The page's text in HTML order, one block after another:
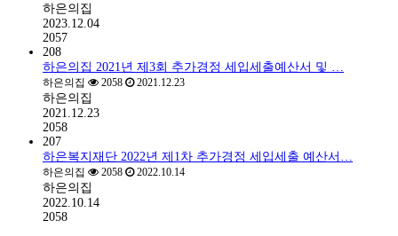
하은의집
2023.12.04
2057
208
하은의집 2021년 제3회 추가경정 세입세출예산서 및 …
하은의집 2058 2021.12.23
하은의집
2021.12.23
2058
207
하은복지재단 2022년 제1차 추가경정 세입세출 예산서…
하은의집 2058 2022.10.14
하은의집
2022.10.14
2058